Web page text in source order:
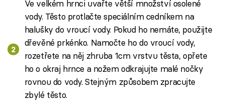
Ve velkém hrnci uvařte větší množství osolené
vody. Těsto protlačte speciálním cedníkem na
halušky do vroucí vody. Pokud ho nemáte, použijte
dřevěné prkénko. Namočte ho do vroucí vody,
rozetřete na něj zhruba 1cm vrstvu těsta, opřete
ho o okraj hrnce a nožem odkrajujte malé nočky
rovnou do vody. Stejným způsobem zpracujte
zbylé těsto.